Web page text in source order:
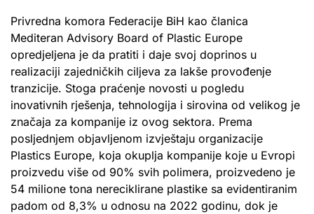
Privredna komora Federacije BiH kao članica
Mediteran Advisory Board of Plastic Europe
opredjeljena je da pratiti i daje svoj doprinos u
realizaciji zajedničkih ciljeva za lakše provođenje
tranzicije. Stoga praćenje novosti u pogledu
inovativnih rješenja, tehnologija i sirovina od velikog je
značaja za kompanije iz ovog sektora. Prema
posljednjem objavljenom izvještaju organizacije
Plastics Europe, koja okuplja kompanije koje u Evropi
proizvedu više od 90% svih polimera, proizvedeno je
54 milione tona nereciklirane plastike sa evidentiranim
padom od 8,3% u odnosu na 2022 godinu, dok je